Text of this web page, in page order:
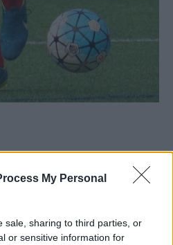
My Personal
sale, sharing to third parties, or
or sensitive information for